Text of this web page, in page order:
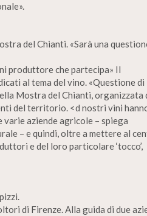
del Chianti. «Sarà una
produttore che partecipa» II
al tema del vino. «Questione di
Mostra del Chianti, organizzata
del territorio. <d nostri vini
aziende agricole – spiega
– e quindi, oltre a mettere al
e del loro particolare ‘tocco’,
di Firenze. Alla guida di due